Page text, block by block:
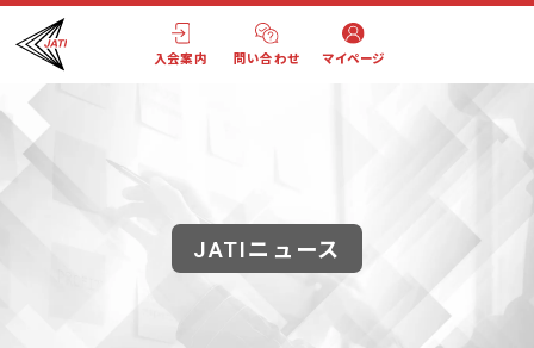
入会案内 問い合わせ マイページ
JATIニュース